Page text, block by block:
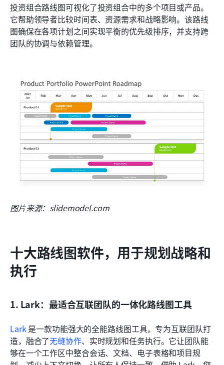
投资组合路线图可视化了投资组合中的多个项目或产品。
它帮助领导者比较时间表、资源需求和战略影响。该路线
图确保在各项计划之间实现平衡的优先级排序，并支持跨
团队的协调与依赖管理。
图片来源：slidemodel.com
十大路线图软件，用于规划战略和
执行
1. Lark：最适合互联团队的一体化路线图工具
Lark 是一款功能强大的全能路线图工具，专为互联团队打
造，融合了无缝协作、实时规划和任务执行。它让团队能
够在一个工作区中整合会话、文档、电子表格和项目规